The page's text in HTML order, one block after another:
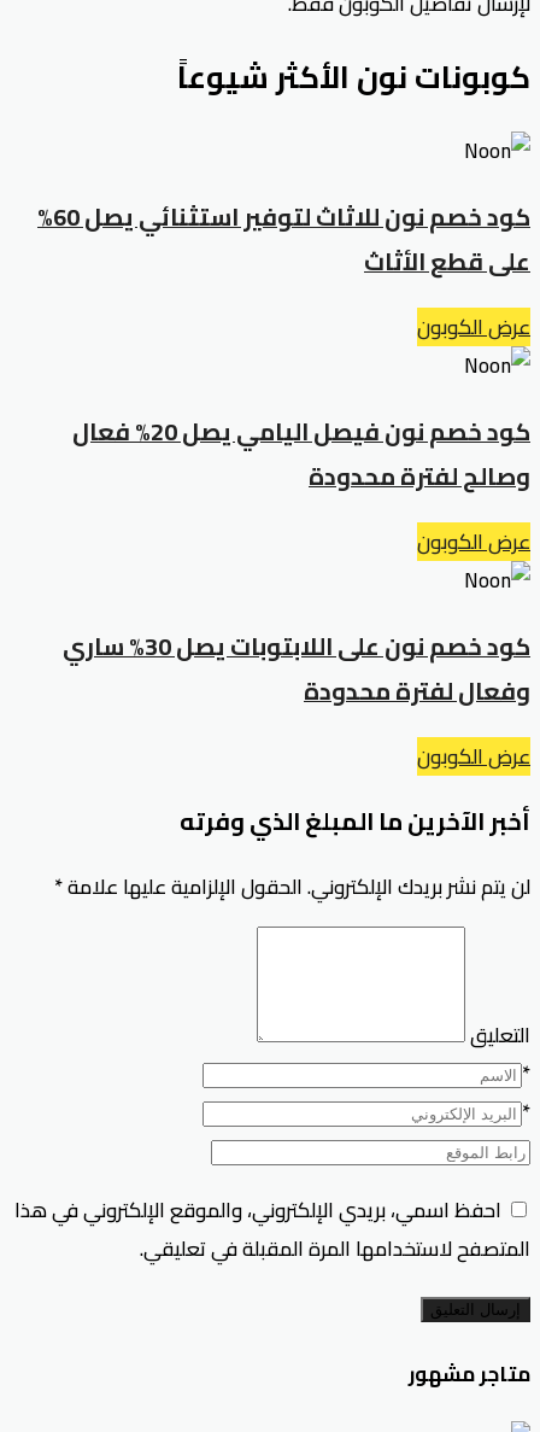
كوبونات نون الأكثر شيوعاً
كود خصم نون للاثاث لتوفير استثنائي يصل 60%
على قطع الأثاث
عرض الكوبون
كود خصم نون فيصل اليامي يصل 20% فعال
وصالح لفترة محدودة
عرض الكوبون
كود خصم نون على اللابتوبات يصل 30% ساري
وفعال لفترة محدودة
عرض الكوبون
أخبر الآخرين ما المبلغ الذي وفرته
لن يتم نشر بريدك الإلكتروني.الحقول الإلزامية عليها علامة*
التعليق
*
*
احفظ اسمي، بريدي الإلكتروني، والموقع الإلكتروني في هذا
المتصفح لاستخدامها المرة المقبلة في تعليقي.
إرسال التعليق
متاجر مشهور